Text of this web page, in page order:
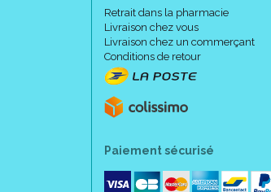
Retrait dans la pharmacie
Livraison chez vous
Livraison chez un commerçant
Conditions de retour
Paiement sécurisé